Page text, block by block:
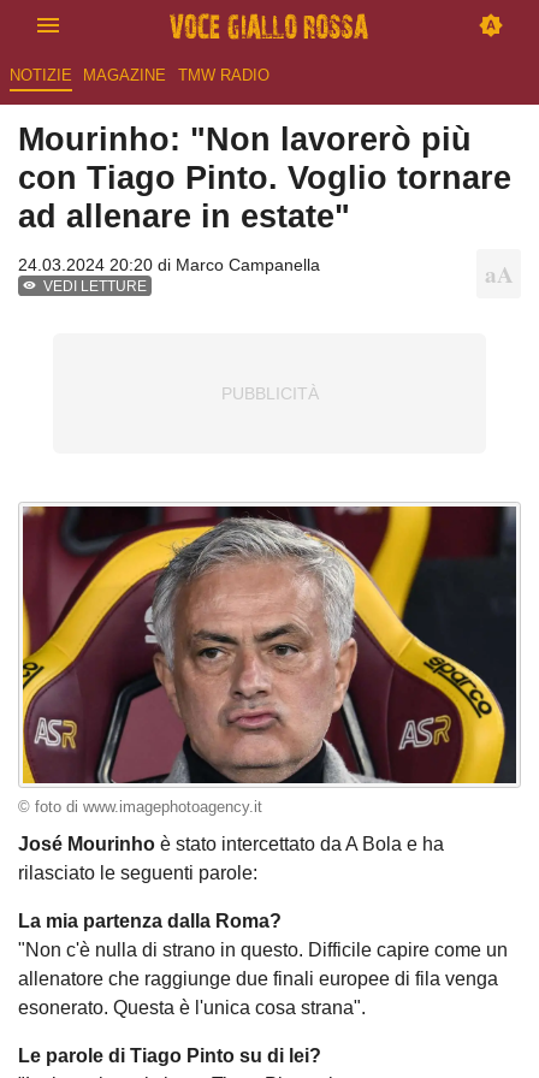
NOTIZIE MAGAZINE TMW RADIO
Mourinho: "Non lavorerò più
con Tiago Pinto. Voglio tornare
ad allenare in estate"
24.03.2024 20:20 di Marco Campanella
VEDI LETTURE
© foto di www.imagephotoagency.it
José Mourinho è stato intercettato da A Bola e ha
rilasciato le seguenti parole:
La mia partenza dalla Roma?
"Non c'è nulla di strano in questo. Difficile capire come un
allenatore che raggiunge due finali europee di fila venga
esonerato. Questa è l'unica cosa strana".
Le parole di Tiago Pinto su di lei?